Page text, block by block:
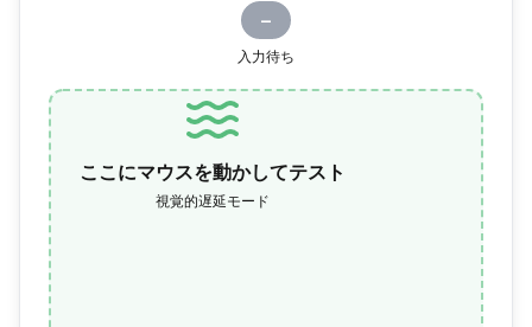
—
入力待ち
ここにマウスを動かしてテスト
視覚的遅延モード